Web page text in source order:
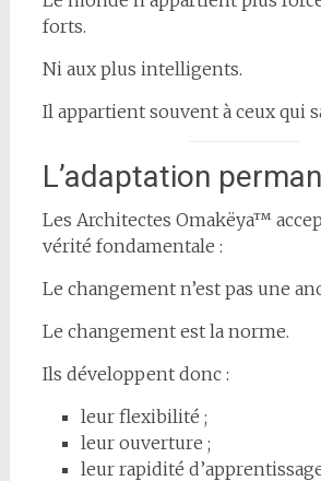
forts.
Ni aux plus intelligents.
Il appartient souvent à ceux qui
L’adaptation
Les Architectes Omakëya™
vérité fondamentale :
Le changement n’est pas une
Le changement est la norme.
Ils développent donc :
leur flexibilité ;
leur ouverture ;
leur rapidité